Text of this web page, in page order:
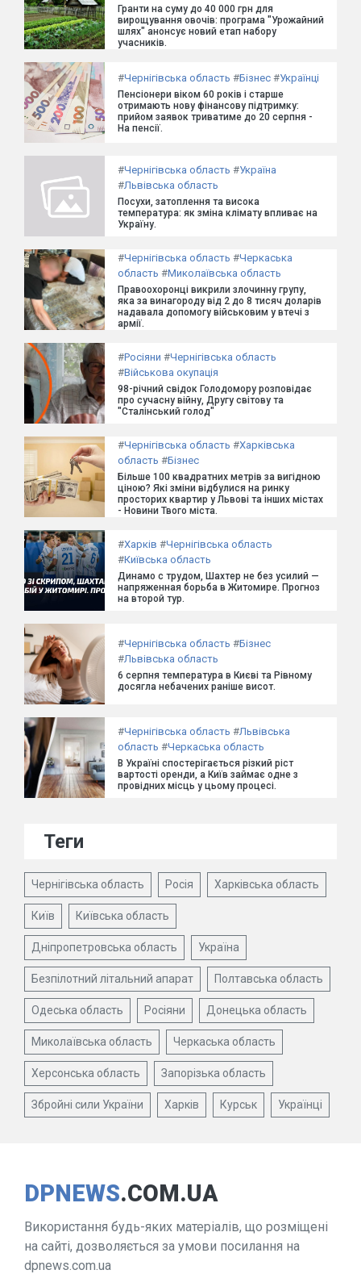
Гранти на суму до 40 000 грн для
вирощування овочів: програма "Урожайний
шлях" анонсує новий етап набору
учасників.
#Чернігівська область #Бізнес #Українці
Пенсіонери віком 60 років і старше
отримають нову фінансову підтримку:
прийом заявок триватиме до 20 серпня -
На пенсії.
#Чернігівська область #Україна
#Львівська область
Посухи, затоплення та висока
температура: як зміна клімату впливає на
Україну.
#Чернігівська область #Черкаська
область #Миколаївська область
Правоохоронці викрили злочинну групу,
яка за винагороду від 2 до 8 тисяч доларів
надавала допомогу військовим у втечі з
армії.
#Росіяни #Чернігівська область
#Військова окупація
98-річний свідок Голодомору розповідає
про сучасну війну, Другу світову та
"Сталінський голод"
#Чернігівська область #Харківська
область #Бізнес
Більше 100 квадратних метрів за вигідною
ціною? Які зміни відбулися на ринку
просторих квартир у Львові та інших містах
- Новини Твого міста.
#Харків #Чернігівська область
#Київська область
Динамо с трудом, Шахтер не без усилий —
напряженная борьба в Житомире. Прогноз
на второй тур.
#Чернігівська область #Бізнес
#Львівська область
6 серпня температура в Києві та Рівному
досягла небачених раніше висот.
#Чернігівська область #Львівська
область #Черкаська область
В Україні спостерігається різкий ріст
вартості оренди, а Київ займає одне з
провідних місць у цьому процесі.
Теги
Чернігівська область Росія Харківська область
Київ Київська область
Дніпропетровська область Україна
Безпілотний літальний апарат Полтавська область
Одеська область Росіяни Донецька область
Миколаївська область Черкаська область
Херсонська область Запорізька область
Збройні сили України Харків Курськ Українці
DPNEWS.COM.UA
Використання будь-яких матеріалів, що розміщені
на сайті, дозволяється за умови посилання на
dpnews.com.ua